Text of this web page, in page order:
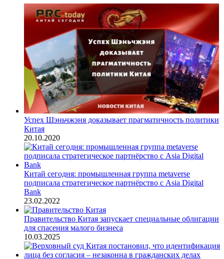
Успех Шэньчжэня доказывает прагматичность политики
Китая
20.10.2020
Китай сегодня: промышленная группа metaverse
подписала стратегическое партнёрство с Asia Digital
Bank
23.02.2022
Правительство Китая запускает специальные облигации
для спасения малого бизнеса
10.03.2025